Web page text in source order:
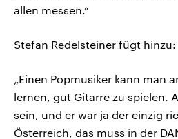
allen messen.“
Stefan Redelsteiner fügt hinzu:
„Einen Popmusiker kann man
lernen, gut Gitarre zu spielen.
sein, und er war ja der einzig
Österreich, das muss in der